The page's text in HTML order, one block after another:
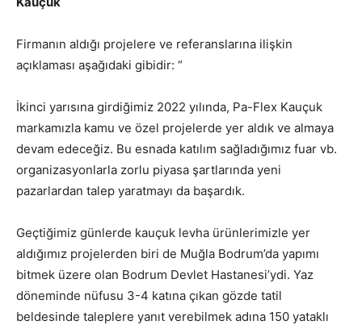
Firmanın aldığı projelere ve referanslarına ilişkin
açıklaması aşağıdaki gibidir: “
İkinci yarısına girdiğimiz 2022 yılında, Pa-Flex Kauçuk
markamızla kamu ve özel projelerde yer aldık ve almaya
devam edeceğiz. Bu esnada katılım sağladığımız fuar vb.
organizasyonlarla zorlu piyasa şartlarında yeni
pazarlardan talep yaratmayı da başardık.
Geçtiğimiz günlerde kauçuk levha ürünlerimizle yer
aldığımız projelerden biri de Muğla Bodrum’da yapımı
bitmek üzere olan Bodrum Devlet Hastanesi’ydi. Yaz
döneminde nüfusu 3-4 katına çıkan gözde tatil
beldesinde taleplere yanıt verebilmek adına 150 yataklı